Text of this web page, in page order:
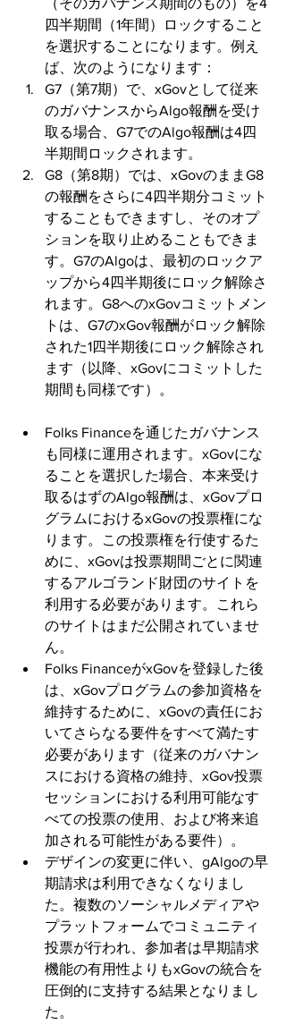
（そのガバナンス期間のもの）を4
四半期間（1年間）ロックすること
を選択することになります。例え
ば、次のようになります：
G7（第7期）で、xGovとして従来
のガバナンスからAlgo報酬を受け
取る場合、G7でのAlgo報酬は4四
半期間ロックされます。
G8（第8期）では、xGovのままG8
の報酬をさらに4四半期分コミット
することもできますし、そのオプ
ションを取り止めることもできま
す。G7のAlgoは、最初のロックア
ップから4四半期後にロック解除さ
れます。G8へのxGovコミットメン
トは、G7のxGov報酬がロック解除
された1四半期後にロック解除され
ます（以降、xGovにコミットした
期間も同様です）。
Folks Financeを通じたガバナンス
も同様に運用されます。xGovにな
ることを選択した場合、本来受け
取るはずのAlgo報酬は、xGovプロ
グラムにおけるxGovの投票権にな
ります。この投票権を行使するた
めに、xGovは投票期間ごとに関連
するアルゴランド財団のサイトを
利用する必要があります。これら
のサイトはまだ公開されていませ
ん。
Folks FinanceがxGovを登録した後
は、xGovプログラムの参加資格を
維持するために、xGovの責任にお
いてさらなる要件をすべて満たす
必要があります（従来のガバナン
スにおける資格の維持、xGov投票
セッションにおける利用可能なす
べての投票の使用、および将来追
加される可能性がある要件）。
デザインの変更に伴い、gAlgoの早
期請求は利用できなくなりまし
た。複数のソーシャルメディアや
プラットフォームでコミュニティ
投票が行われ、参加者は早期請求
機能の有用性よりもxGovの統合を
圧倒的に支持する結果となりまし
た。